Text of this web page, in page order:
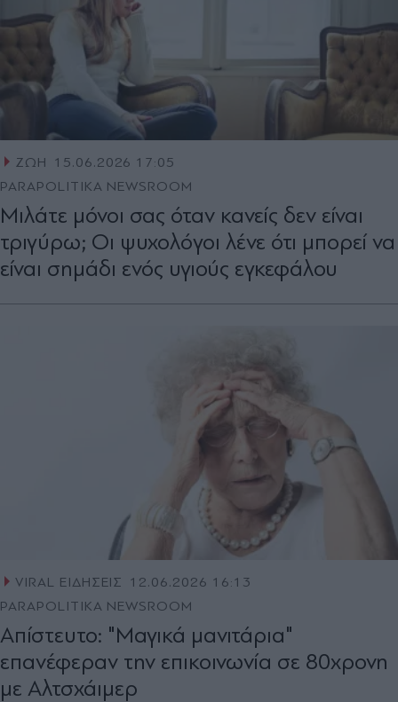
ΖΩΗ
15.06.2026 17:05
PARAPOLITIKA NEWSROOM
Μιλάτε μόνοι σας όταν κανείς δεν είναι
τριγύρω; Οι ψυχολόγοι λένε ότι μπορεί να
είναι σημάδι ενός υγιούς εγκεφάλου
VIRAL ΕΙΔΗΣΕΙΣ
12.06.2026 16:13
PARAPOLITIKA NEWSROOM
Απίστευτο: "Μαγικά μανιτάρια"
επανέφεραν την επικοινωνία σε 80χρονη
με Αλτσχάιμερ